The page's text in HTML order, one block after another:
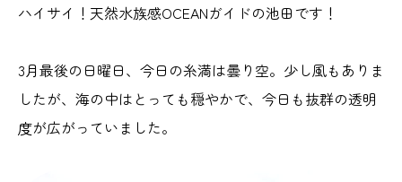
ハイサイ！天然水族感OCEANガイドの池田です！
3月最後の日曜日、今日の糸満は曇り空。少し風もありま
したが、海の中はとっても穏やかで、今日も抜群の透明
度が広がっていました。